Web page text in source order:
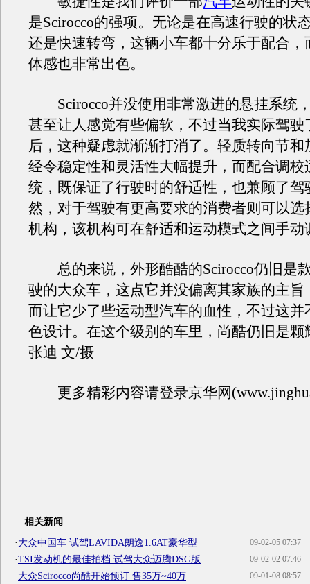
是Scirocco的强项。无论是在高速行驶的状
还是快速转弯，这辆小车都十分乐于配合，
体感也非常出色。
Scirocco并没使用非常激进的悬挂系统
甚至让人感觉有些偏软，不过当我实际驾驶
后，这种疑虑就渐渐打消了。轻质转向节和
经令稳定性和灵活性大幅提升，而配合调校
统，既保证了行驶时的舒适性，也兼顾了驾
然，对于驾驶有更高要求的消费者则可以选
机构，该机构可在舒适和运动模式之间手动
总的来说，外形酷酷的Scirocco仍旧是
驶的大众车，这点它并没偏离其家族的主旨
而让它少了些运动型汽车的血性，不过这并
色设计。在这个级别的车里，尚酷仍旧是颗
张迪 文/摄
更多精彩内容请登录京华网
相关新闻
09-02-05 07:37
·大众中国车 试驾LAVIDA朗逸1.6AT豪华型
09-02-02 07:46
·TSI发动机的最佳拍档 试驾大众迈腾DSG版
09-01-08 08:57
·大众Scirocco尚酷开始预订 售35万~40万